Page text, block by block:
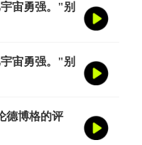
宙勇强。"别
给您掰开了
宙勇强。"别
给您掰开了
德博格的评
是夏联最耀